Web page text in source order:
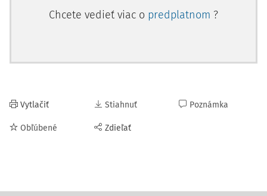
Chcete vedieť viac o predplatnom ?
Vytlačiť
Obľúbené
Stiahnuť
Zdieľať
Poznámka